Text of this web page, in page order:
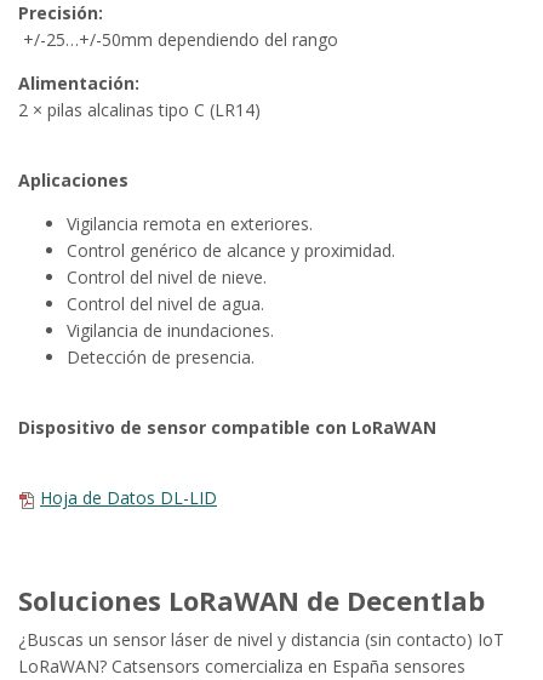
Precisión:
+/-25…+/-50mm dependiendo del rango
Alimentación:
2 × pilas alcalinas tipo C (LR14)
Aplicaciones
Vigilancia remota en exteriores.
Control genérico de alcance y proximidad.
Control del nivel de nieve.
Control del nivel de agua.
Vigilancia de inundaciones.
Detección de presencia.
Dispositivo de sensor compatible con LoRaWAN
Hoja de Datos DL-LID
Soluciones LoRaWAN de Decentlab
¿Buscas un sensor láser de nivel y distancia (sin contacto) IoT
LoRaWAN? Catsensors comercializa en España sensores